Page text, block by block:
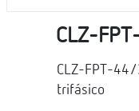
CLZ-
CLZ-FPT-
trifásico